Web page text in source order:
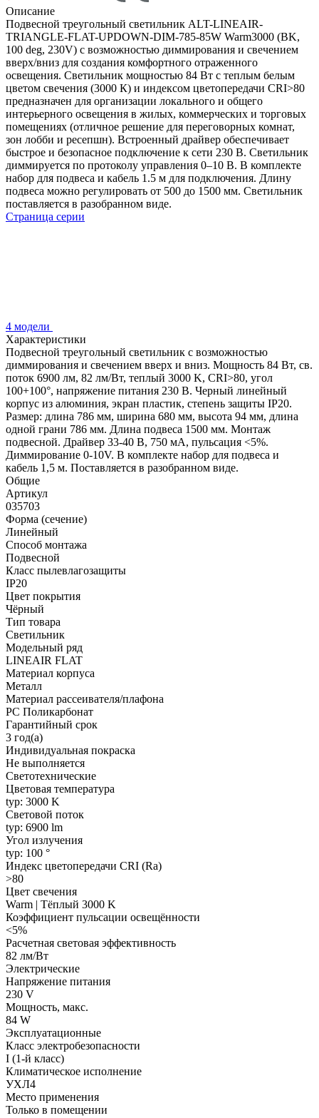
Описание
Подвесной треугольный светильник ALT-LINEAIR-
TRIANGLE-FLAT-UPDOWN-DIM-785-85W Warm3000 (BK,
100 deg, 230V) с возможностью диммирования и свечением
вверх/вниз для создания комфортного отраженного
освещения. Светильник мощностью 84 Вт с теплым белым
цветом свечения (3000 К) и индексом цветопередачи CRI>80
предназначен для организации локального и общего
интерьерного освещения в жилых, коммерческих и торговых
помещениях (отличное решение для переговорных комнат,
зон лобби и ресепшн). Встроенный драйвер обеспечивает
быстрое и безопасное подключение к сети 230 В. Светильник
диммируется по протоколу управления 0–10 В. В комплекте
набор для подвеса и кабель 1.5 м для подключения. Длину
подвеса можно регулировать от 500 до 1500 мм. Светильник
поставляется в разобранном виде.
Страница серии
4 модели
Характеристики
Подвесной треугольный светильник с возможностью
диммирования и свечением вверх и вниз. Мощность 84 Вт, св.
поток 6900 лм, 82 лм/Вт, теплый 3000 K, CRI>80, угол
100+100°, напряжение питания 230 В. Черный линейный
корпус из алюминия, экран пластик, степень защиты IP20.
Размер: длина 786 мм, ширина 680 мм, высота 94 мм, длина
одной грани 786 мм. Длина подвеса 1500 мм. Монтаж
подвесной. Драйвер 33-40 В, 750 мА, пульсация <5%.
Диммирование 0-10V. В комплекте набор для подвеса и
кабель 1,5 м. Поставляется в разобранном виде.
Общие
Артикул
035703
Форма (сечение)
Линейный
Способ монтажа
Подвесной
Класс пылевлагозащиты
IP20
Цвет покрытия
Чёрный
Тип товара
Светильник
Модельный ряд
LINEAIR FLAT
Материал корпуса
Металл
Материал рассеивателя/плафона
PC Поликарбонат
Гарантийный срок
3 год(а)
Индивидуальная покраска
Не выполняется
Светотехнические
Цветовая температура
typ: 3000 K
Световой поток
typ: 6900 lm
Угол излучения
typ: 100 °
Индекс цветопередачи CRI (Ra)
>80
Цвет свечения
Warm | Тёплый 3000 K
Коэффициент пульсации освещённости
<5%
Расчетная световая эффективность
82 лм/Вт
Электрические
Напряжение питания
230 V
Мощность, макс.
84 W
Эксплуатационные
Класс электробезопасности
I (1-й класс)
Климатическое исполнение
УХЛ4
Место применения
Только в помещении